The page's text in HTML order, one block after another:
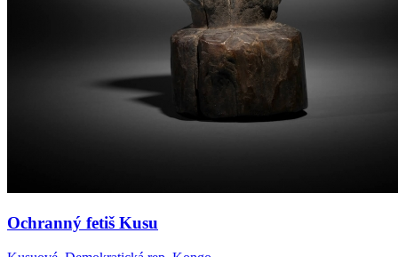
Ochranný fetiš Kusu